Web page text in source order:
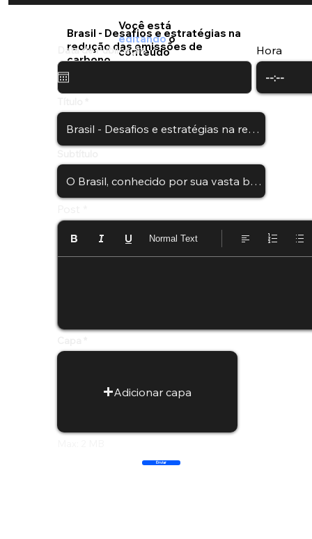
Você está
editandoo
conteúdo
Brasil - Desafios e estratégias na
redução das emissões de
carbono
Enviar
Hora
Data de Publicação
Normal Text
Adicionar capa